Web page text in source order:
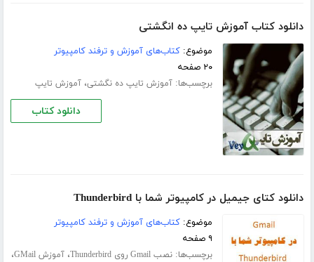
دانلود کتاب آموزش تایپ ده انگشتی
موضوع:کتاب‌های آموزش و ترفند کامپیوتر
۲۰ صفحه
برچسب‌ها:آموزش تایپ ده‌ نگشتی،آموزش تایپ
دانلود کتاب
دانلود کتای جیمیل در کامپیوتر شما با Thunderbird
موضوع:کتاب‌های آموزش و ترفند کامپیوتر
۹ صفحه
برچسب‌ها:نصب Gmail روی Thunderbird ،آموزش GMail ،